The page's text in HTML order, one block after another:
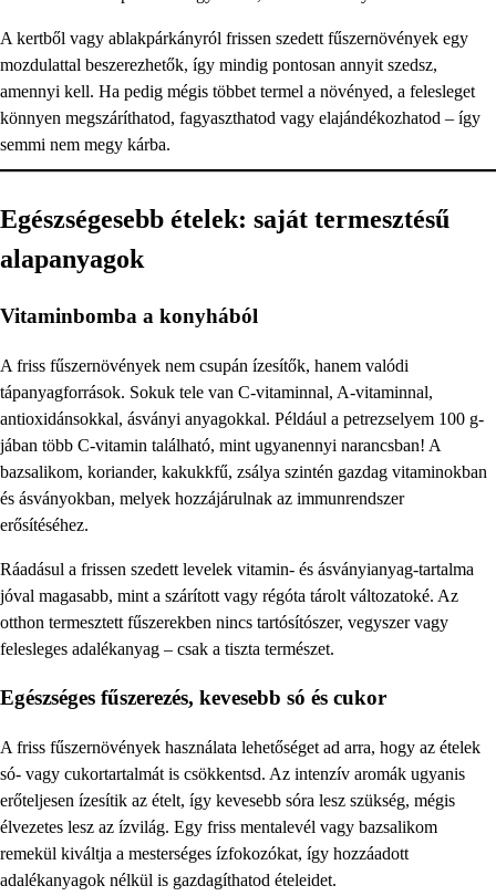
A kertből vagy ablakpárkányról frissen szedett fűszernövények egy
mozdulattal beszerezhetők, így mindig pontosan annyit szedsz,
amennyi kell. Ha pedig mégis többet termel a növényed, a felesleget
könnyen megszáríthatod, fagyaszthatod vagy elajándékozhatod – így
semmi nem megy kárba.
Egészségesebb ételek: saját termesztésű
alapanyagok
Vitaminbomba a konyhából
A friss fűszernövények nem csupán ízesítők, hanem valódi
tápanyagforrások. Sokuk tele van C-vitaminnal, A-vitaminnal,
antioxidánsokkal, ásványi anyagokkal. Például a petrezselyem 100 g-
jában több C-vitamin található, mint ugyanennyi narancsban! A
bazsalikom, koriander, kakukkfű, zsálya szintén gazdag vitaminokban
és ásványokban, melyek hozzájárulnak az immunrendszer
erősítéséhez.
Ráadásul a frissen szedett levelek vitamin- és ásványianyag-tartalma
jóval magasabb, mint a szárított vagy régóta tárolt változatoké. Az
otthon termesztett fűszerekben nincs tartósítószer, vegyszer vagy
felesleges adalékanyag – csak a tiszta természet.
Egészséges fűszerezés, kevesebb só és cukor
A friss fűszernövények használata lehetőséget ad arra, hogy az ételek
só- vagy cukortartalmát is csökkentsd. Az intenzív aromák ugyanis
erőteljesen ízesítik az ételt, így kevesebb sóra lesz szükség, mégis
élvezetes lesz az ízvilág. Egy friss mentalevél vagy bazsalikom
remekül kiváltja a mesterséges ízfokozókat, így hozzáadott
adalékanyagok nélkül is gazdagíthatod ételeidet.